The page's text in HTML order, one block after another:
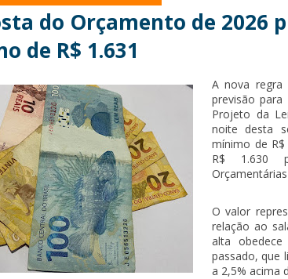
do Orçamento de 2026
de R$ 1.631
A nova
previsão
Projeto da
noite desta
mínimo de
R$ 1.630
O valor
relação ao
alta
passado, que
a 2,5% acima